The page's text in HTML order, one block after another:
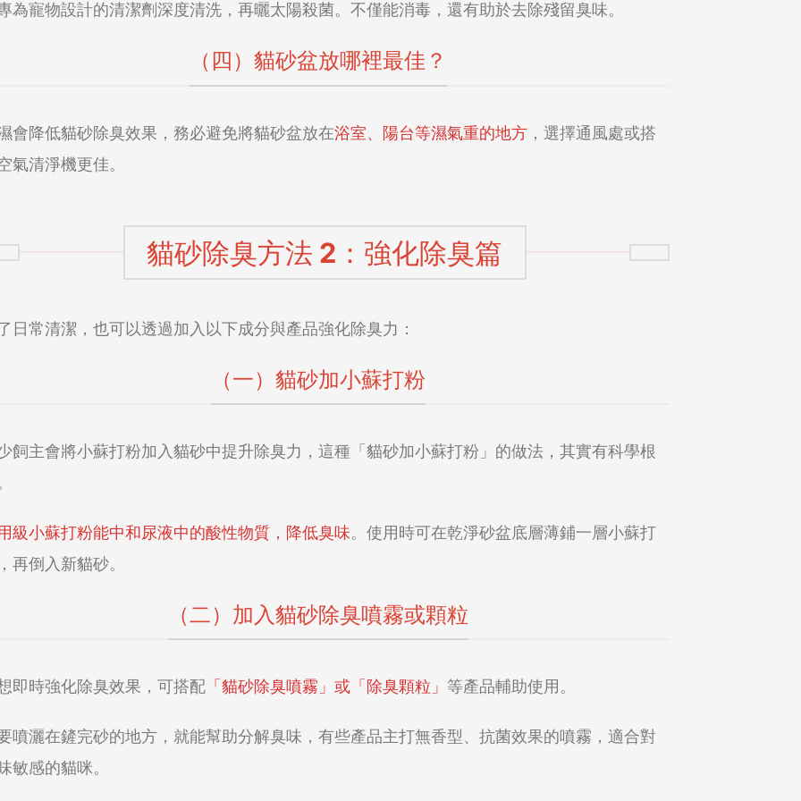
為寵物設計的清潔劑深度清洗，再曬太陽殺菌。不僅能消毒，還有助於去除殘留臭味。
（四）貓砂盆放哪裡最佳？
會降低貓砂除臭效果，務必避免將貓砂盆放在浴室、陽台等濕氣重的地方，選擇通風處或搭
氣清淨機更佳。
貓砂除臭方法 2：強化除臭篇
日常清潔，也可以透過加入以下成分與產品強化除臭力：
（一）貓砂加小蘇打粉
飼主會將小蘇打粉加入貓砂中提升除臭力，這種「貓砂加小蘇打粉」的做法，其實有科學根
級小蘇打粉能中和尿液中的酸性物質，降低臭味。使用時可在乾淨砂盆底層薄鋪一層小蘇打
再倒入新貓砂。
（二）加入貓砂除臭噴霧或顆粒
即時強化除臭效果，可搭配「貓砂除臭噴霧」或「除臭顆粒」 等產品輔助使用。
噴灑在鏟完砂的地方，就能幫助分解臭味，有些產品主打無香型、抗菌效果的噴霧，適合對
敏感的貓咪。